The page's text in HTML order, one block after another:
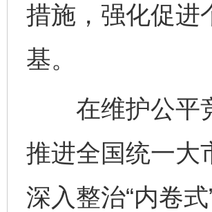
措施，强化促进
基。
在维护公平竞
推进全国统一大
深入整治“内卷